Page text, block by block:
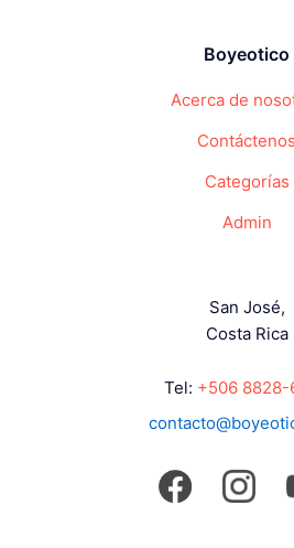
Boyeotico
Acerca de
Contáctenos
Categorías
Admin
San José,
Costa Rica
Tel: +506 8828-